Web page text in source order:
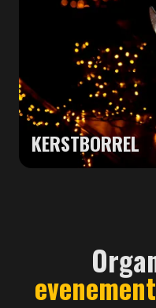
KERSTBORREL
evenement